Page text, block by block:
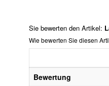
Sie bewerten den Artikel:
Wie bewerten Sie diesen
Bewertung